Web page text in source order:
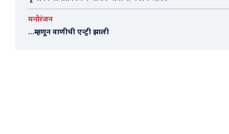
मनोरंजन
…म्हणून वाणीची एन्ट्री झाली